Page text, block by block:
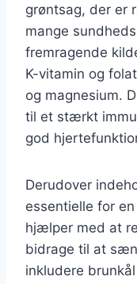
grøntsag, der er
mange
fremragende
K-vitamin og
og magnesium.
til et stærkt
god
Derudover
essentielle for
hjælper med at
bidrage til at
inkludere